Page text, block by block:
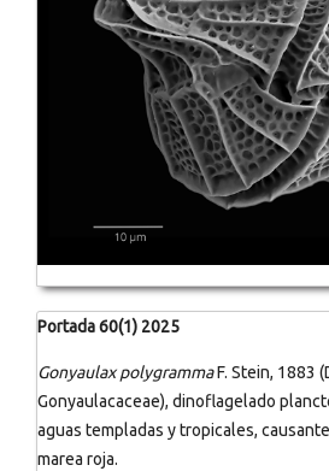
Portada 60(1) 2025
Gonyaulax polygrammaF. Stein, 1883
Gonyaulacaceae), dinoflagelado
aguas templadas y tropicales,
marea roja.